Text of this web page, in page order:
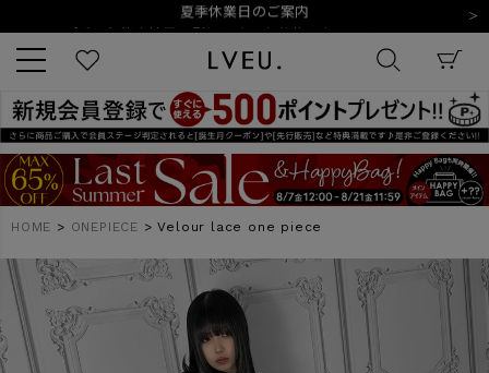
令和8年熊本地震の影響によるお荷物のお届けについて
新規会員登録でもれなく500ポイントプレゼント
令和8年熊本地震の影響によるお荷物のお届けについて
キーワード
商品番号
HOME ONEPIECE Velour lace one piece